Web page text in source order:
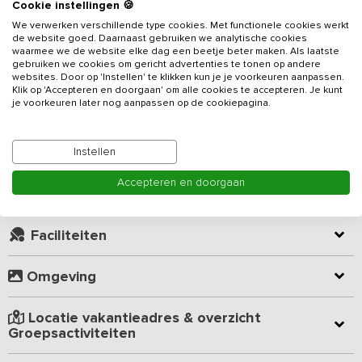
Deze groepsaccommodatie met sauna en grote speelweide voor
de kinderen is geschikt voor 20 personen en voorzien van 9
slaapkamers en 8 badkamers. Hetvakantieadresligt in een
natuurrijke omgeving met prachtige uitzichten, wandel en
fietslocaties. De authentieke inrichting geeft een huiselijk gevoel
en de grote tuin biedt alle mogelijkheden voor een uitgebreide
De gezellige woonkamer in het midden van het huis fungeert als
centraal punt. Aan de grote eettafel kan gezamenlijk gedineerd
worden, maar er is ook voldoende ruimte voor een gezellige
gemakken voorzien om voor grote groepen te koken zoals een
dubbel fornuis, dubbele oven, magnetron en grote vaatwasser.
De accommodatie beschikt over 9 slaapkamers met 1-
persoonsbedden. De 4 slaapkamers op de begane grond zijn
aangepast voor mindervaliden. Deze slaapkamers zijn voorzien
van elektrische hoog-laag bedden en een eigen badkamer met
ruime douche en toilet. De andere 5 slaapkamers en 4 badkamers
Lees meer
Kamer indeling
Geverifieerde beoordelingen
Faciliteiten
Omgeving
Locatie vakantieadres & overzicht
Groepsactiviteiten
Cookie instellingen 🍪
We verwerken verschillende type cookies. Met functionele cookies werkt
de website goed. Daarnaast gebruiken we analytische cookies
waarmee we de website elke dag een beetje beter maken. Als laatste
gebruiken we cookies om gericht advertenties te tonen op andere
websites. Door op 'Instellen' te klikken kun je je voorkeuren aanpassen.
Klik op 'Accepteren en doorgaan' om alle cookies te accepteren. Je kunt
je voorkeuren later nog aanpassen op de cookiepagina.
Instellen
Accepteren en doorgaan